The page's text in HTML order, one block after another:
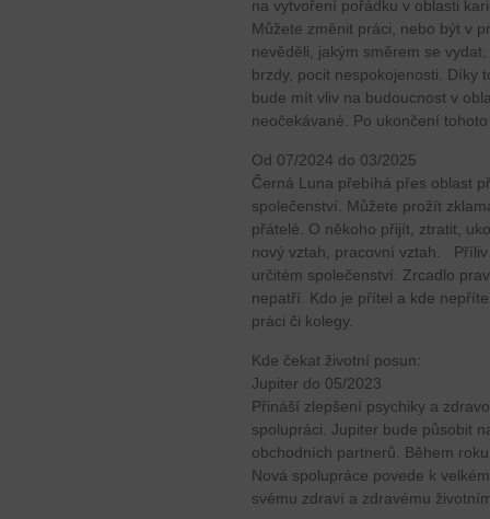
na vytvoření pořádku v oblasti
Můžete změnit práci, nebo být v
nevěděli, jakým směrem se
brzdy, pocit nespokojenosti. Díky
bude mít vliv na budoucnost v
neočekávané. Po ukončení
Od 07/2024 do 03/2025
Černá Luna přebíhá přes oblast
společenství. Můžete prožít
přátelé. O někoho přijít, ztratit,
nový vztah, pracovní vztah.
určitém společenství. Zrcadlo
nepatří. Kdo je přítel a kde
práci či kolegy.
Kde čekat životní posun:
Jupiter do 05/2023
Přináší zlepšení psychiky a
spolupráci. Jupiter bude působit
obchodních partnerů. Během
Nová spolupráce povede k
svému zdraví a zdravému